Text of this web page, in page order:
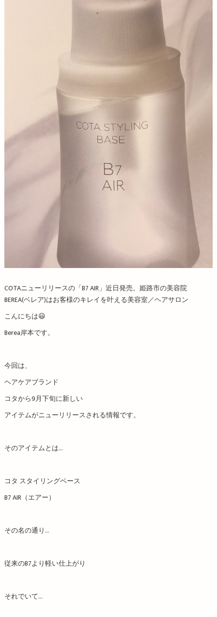
COTAニューリリースの「B7 AIR」近日発売。姫路市の美容院
BEREA(ベレア)はお客様のキレイを叶える美容室／ヘアサロン
こんにちは😃
Berea岸本です。
今回は、
ヘアケアブランド
コタから9月下旬に新しい
アイテムがニューリリースされる情報です。
そのアイテムとは…
コタ スタイリングベース
B7 AIR（エアー）
その名の通り…
従来のB7より軽い仕上がり
それでいて…